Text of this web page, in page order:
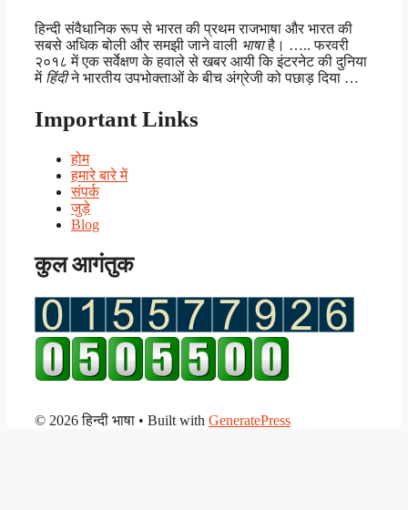
हिन्दी संवैधानिक रूप से भारत की प्रथम राजभाषा और भारत की
सबसे अधिक बोली और समझी जाने वाली भाषाहै। ….. फरवरी
२०१८ में एक सर्वेक्षण के हवाले से खबर आयी कि इंटरनेट की दुनिया
में हिंदीने भारतीय उपभोक्ताओं के बीच अंग्रेजी को पछाड़ दिया …
Important Links
होम
हमारे बारे में
संपर्क
जुड़े
Blog
कुल आगंतुक
© 2026 हिन्दी भाषा • Built with GeneratePress